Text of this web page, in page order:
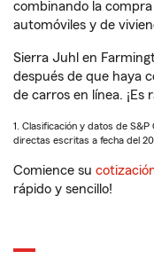
combinando la
automóviles y de
Sierra Juhl en
después de que haya
de carros en línea. ¡Es
1. Clasificación y datos de
directas escritas a fecha del
Comience su
rápido y sencillo!